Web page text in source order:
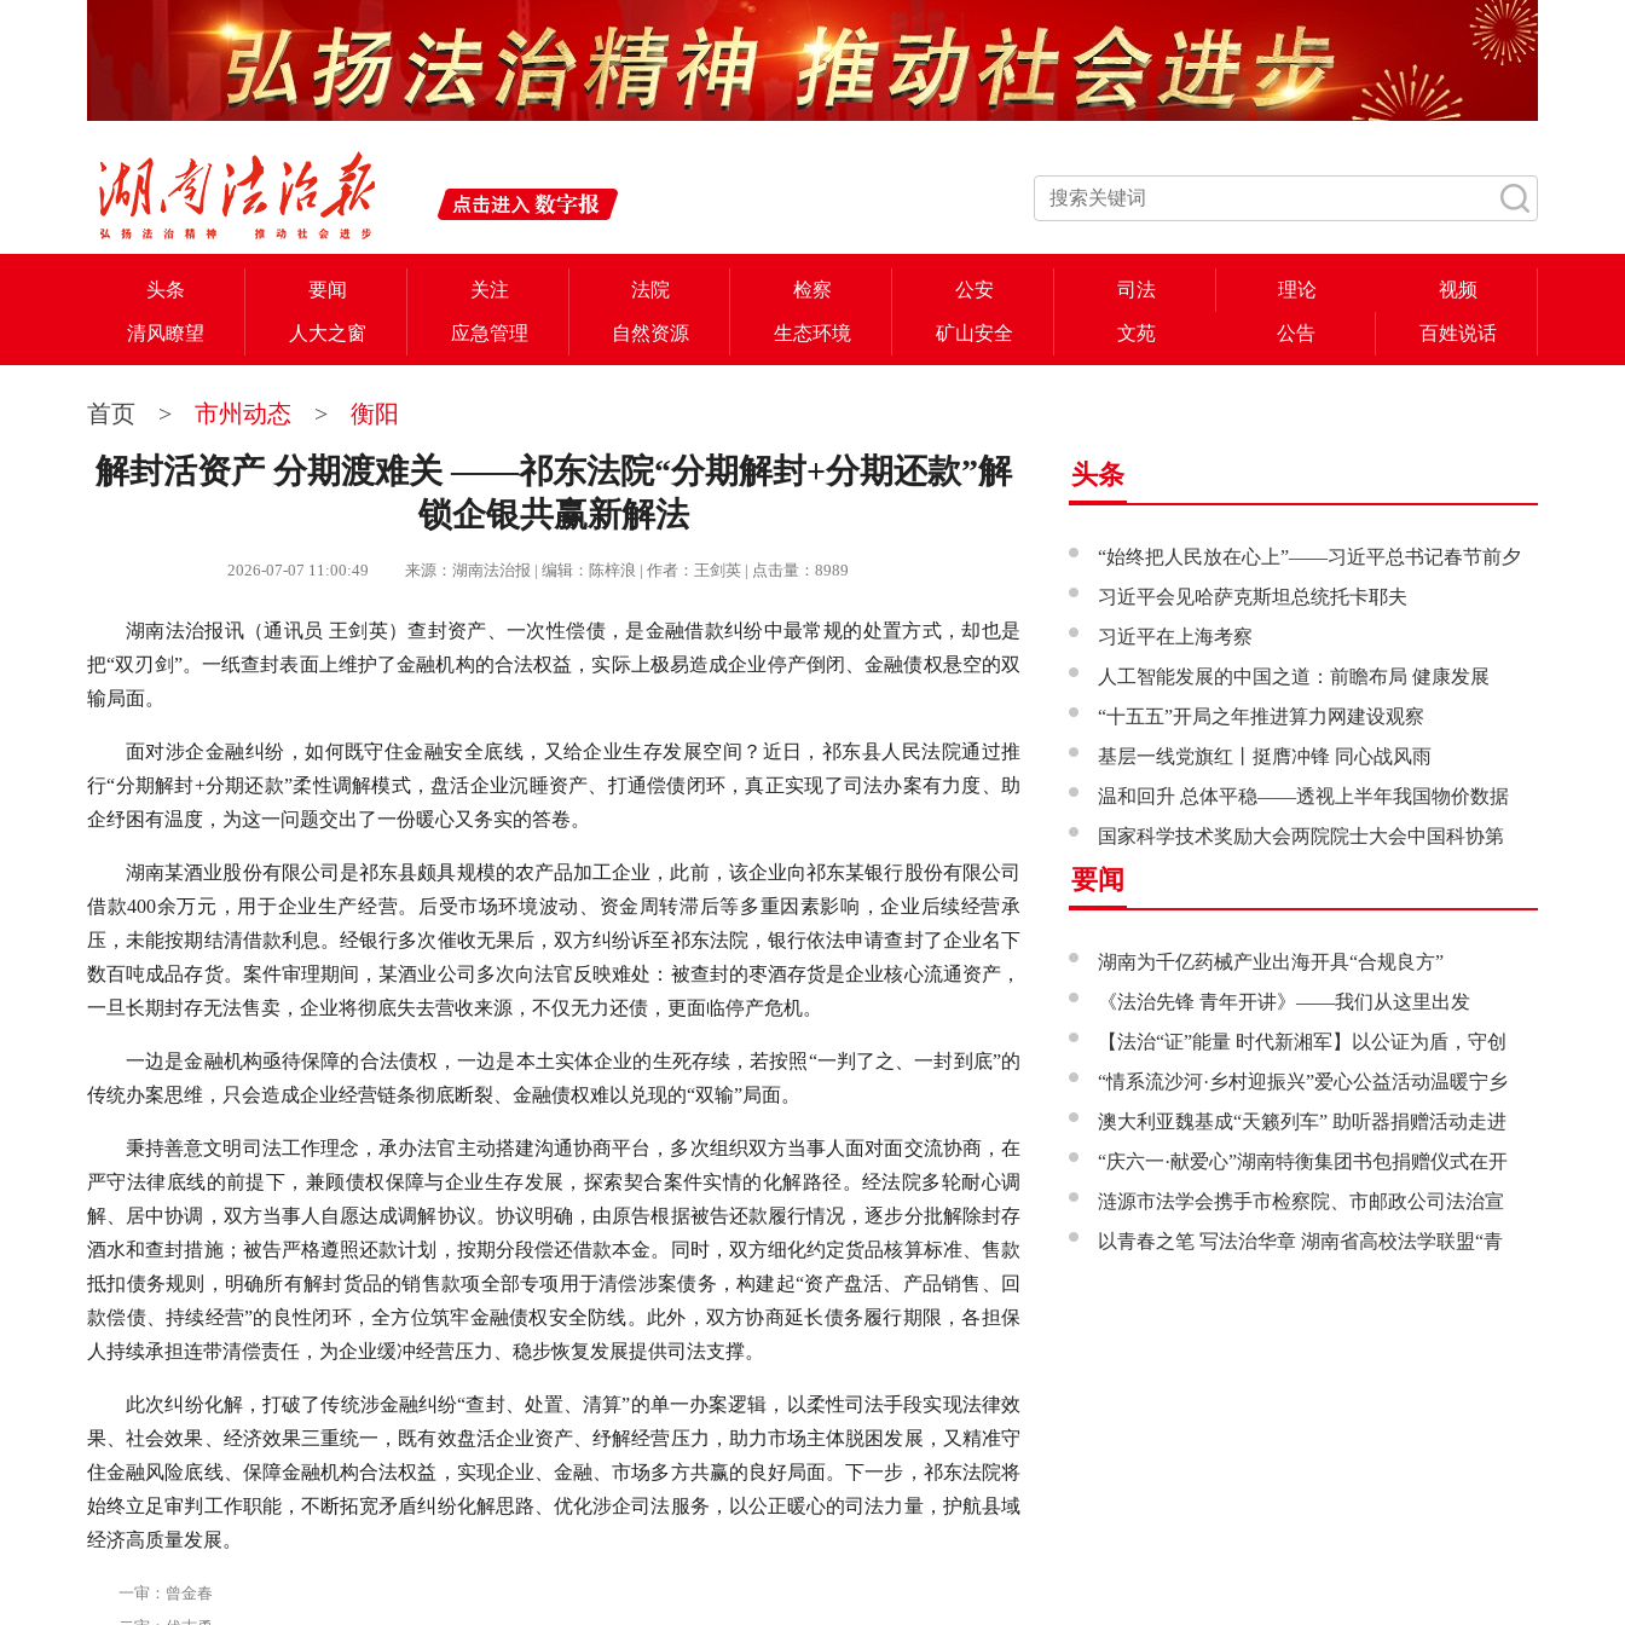
头条 要闻 关注 法院 检察 公安 司法 理论 视频
清风瞭望 人大之窗 应急管理 自然资源 生态环境 矿山安全 文苑 公告 百姓说话
首页 > 市州动态 > 衡阳
解封活资产 分期渡难关 ——祁东法院“分期解封+分期还款”解
锁企银共赢新解法
2026-07-07 11:00:49 来源：湖南法治报 | 编辑：陈梓浪 | 作者：王剑英 | 点击量：8989
湖南法治报讯（通讯员 王剑英）查封资产、一次性偿债，是金融借款纠纷中最常规的处置方式，却也是
把“双刃剑”。一纸查封表面上维护了金融机构的合法权益，实际上极易造成企业停产倒闭、金融债权悬空的双
输局面。
面对涉企金融纠纷，如何既守住金融安全底线，又给企业生存发展空间？近日，祁东县人民法院通过推
行“分期解封+分期还款”柔性调解模式，盘活企业沉睡资产、打通偿债闭环，真正实现了司法办案有力度、助
企纾困有温度，为这一问题交出了一份暖心又务实的答卷。
湖南某酒业股份有限公司是祁东县颇具规模的农产品加工企业，此前，该企业向祁东某银行股份有限公司
借款400余万元，用于企业生产经营。后受市场环境波动、资金周转滞后等多重因素影响，企业后续经营承
压，未能按期结清借款利息。经银行多次催收无果后，双方纠纷诉至祁东法院，银行依法申请查封了企业名下
数百吨成品存货。案件审理期间，某酒业公司多次向法官反映难处：被查封的枣酒存货是企业核心流通资产，
一旦长期封存无法售卖，企业将彻底失去营收来源，不仅无力还债，更面临停产危机。
一边是金融机构亟待保障的合法债权，一边是本土实体企业的生死存续，若按照“一判了之、一封到底”的
传统办案思维，只会造成企业经营链条彻底断裂、金融债权难以兑现的“双输”局面。
秉持善意文明司法工作理念，承办法官主动搭建沟通协商平台，多次组织双方当事人面对面交流协商，在
严守法律底线的前提下，兼顾债权保障与企业生存发展，探索契合案件实情的化解路径。经法院多轮耐心调
解、居中协调，双方当事人自愿达成调解协议。协议明确，由原告根据被告还款履行情况，逐步分批解除封存
酒水和查封措施；被告严格遵照还款计划，按期分段偿还借款本金。同时，双方细化约定货品核算标准、售款
抵扣债务规则，明确所有解封货品的销售款项全部专项用于清偿涉案债务，构建起“资产盘活、产品销售、回
款偿债、持续经营”的良性闭环，全方位筑牢金融债权安全防线。此外，双方协商延长债务履行期限，各担保
人持续承担连带清偿责任，为企业缓冲经营压力、稳步恢复发展提供司法支撑。
​此次纠纷化解，打破了传统涉金融纠纷“查封、处置、清算”的单一办案逻辑，以柔性司法手段实现法律效
果、社会效果、经济效果三重统一，既有效盘活企业资产、纾解经营压力，助力市场主体脱困发展，又精准守
住金融风险底线、保障金融机构合法权益，实现企业、金融、市场多方共赢的良好局面。下一步，祁东法院将
始终立足审判工作职能，不断拓宽矛盾纠纷化解思路、优化涉企司法服务，以公正暖心的司法力量，护航县域
经济高质量发展。
一审：曾金春
头条
“始终把人民放在心上”——习近平总书记春节前夕
赴辽宁看望慰问基层干部群众纪实
习近平会见哈萨克斯坦总统托卡耶夫
习近平在上海考察
人工智能发展的中国之道：前瞻布局 健康发展
“十五五”开局之年推进算力网建设观察
基层一线党旗红丨挺膺冲锋 同心战风雨
温和回升 总体平稳——透视上半年我国物价数据
国家科学技术奖励大会两院院士大会中国科协第
十一次全国代表大会在京召开
要闻
湖南为千亿药械产业出海开具“合规良方”
《法治先锋 青年开讲》——我们从这里出发
【法治“证”能量 时代新湘军】以公证为盾，守创
新之魂 湖南青年公证人为知识产权保护筑牢防线
“情系流沙河·乡村迎振兴”爱心公益活动温暖宁乡
市流沙河镇
澳大利亚魏基成“天籁列车” 助听器捐赠活动走进
开慧镇
“庆六一·献爱心”湖南特衡集团书包捐赠仪式在开
慧镇举行
涟源市法学会携手市检察院、市邮政公司法治宣
讲走进七星街镇仙洞中学
以青春之笔 写法治华章 湖南省高校法学联盟“青